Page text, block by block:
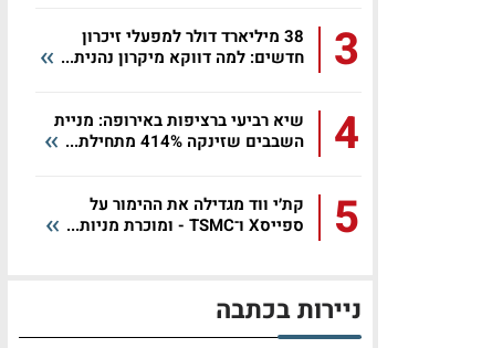
3
38 מיליארד דולר למפעלי זיכרון
חדשים: למה דווקא מיקרון נהנית...
4
שיא רביעי ברציפות באירופה: מניית
השבבים שזינקה 414% מתחילת...
5
קת׳י ווד מגדילה את ההימור על
ספייסX ו־TSMC - ומוכרת מניות...
ניירות בכתבה